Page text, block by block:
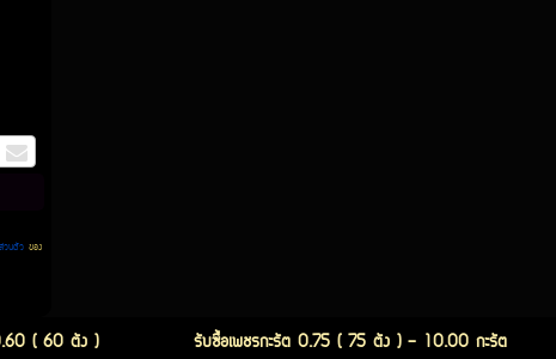
ส่วนตัวของ
( 60 ตัง ) รับซื้อเพชรกะรัต 0.75 ( 75 ตัง ) - 10.00 กะรัต